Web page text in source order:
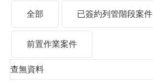
全部 已簽約列管階段案件
前置作業案件
查無資料